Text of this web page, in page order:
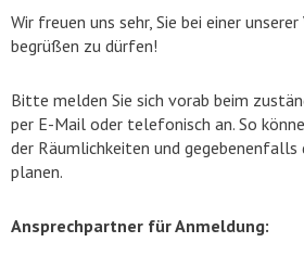
Wir freuen uns sehr, Sie bei einer
begrüßen zu dürfen!
Bitte melden Sie sich vorab beim
per E-Mail oder telefonisch an. So
der Räumlichkeiten und gegebenenfalls
planen.
Ansprechpartner für Anmeldung: